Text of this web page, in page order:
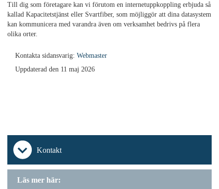
Till dig som företagare kan vi förutom en internetuppkoppling erbjuda så
kallad Kapacitetstjänst eller Svartfiber, som möjliggör att dina datasystem
kan kommunicera med varandra även om verksamhet bedrivs på flera
olika orter.
Kontakta sidansvarig: Webmaster
Uppdaterad den 11 maj 2026
Kontakt
Läs mer här: